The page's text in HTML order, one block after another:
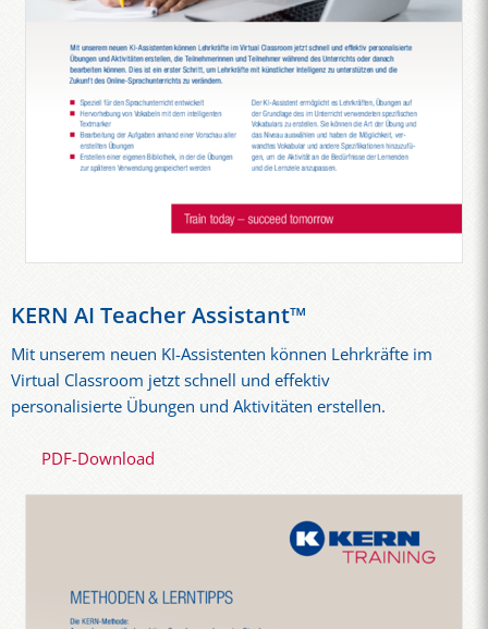
KERN AI Teacher Assistant™
Mit unserem neuen KI-Assistenten können Lehrkräfte im
Virtual Classroom jetzt schnell und effektiv
personalisierte Übungen und Aktivitäten erstellen.
PDF-Download